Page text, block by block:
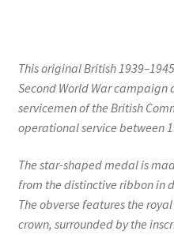
This original British
Second World War
servicemen of the British
operational service between
The star-shaped medal is
from the distinctive ribbon in
The obverse features the
crown, surrounded by the